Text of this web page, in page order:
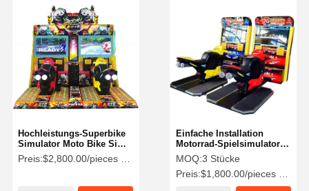
Einfache Installation
Motorrad-Spielsimulator
250kg Langlebig für Spaß
Zentrum
MOQ:3 Stücke
Preis:$1,800.00/pieces 3-4 pieces
Hochleistungs-Superbike
Simulator Moto Bike Sim
400 Watt mit Motherboard
Preis:$2,800.00/pieces 1-2 pieces